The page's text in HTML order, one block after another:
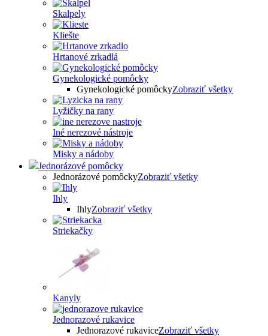
Skalpely
Kliešte
Hrtanové zrkadlá
Gynekologické pomôcky
Gynekologické pomôckyZobraziť všetky
Lyžičky na rany
Iné nerezové nástroje
Misky a nádoby
Jednorázové pomôcky
Jednorázové pomôckyZobraziť všetky
Ihly
IhlyZobraziť všetky
Striekačky
Kanyly
Jednorazové rukavice
Jednorazové rukaviceZobraziť všetky